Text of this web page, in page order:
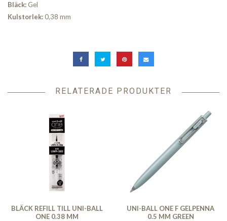
Bläck: Gel
Kulstorlek:0,38 mm
RELATERADE PRODUKTER
BLÄCK REFILL TILL UNI-BALL
ONE 0.38 MM
UNI-BALL ONE F GELPENNA
0.5 MM GREEN